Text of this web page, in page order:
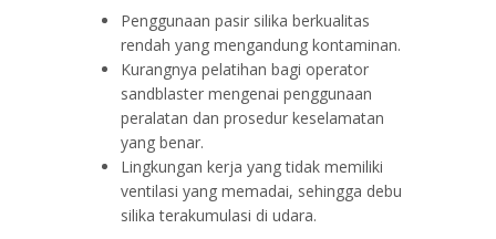
Penggunaan pasir silika berkualitas
rendah yang mengandung kontaminan.
Kurangnya pelatihan bagi operator
sandblaster mengenai penggunaan
peralatan dan prosedur keselamatan
yang benar.
Lingkungan kerja yang tidak memiliki
ventilasi yang memadai, sehingga debu
silika terakumulasi di udara.